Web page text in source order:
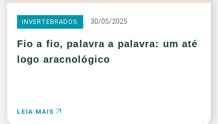
INVERTEBRADOS 30/05/2025
Fio a fio, palavra a palavra: um até
logo aracnológico
LEIA MAIS